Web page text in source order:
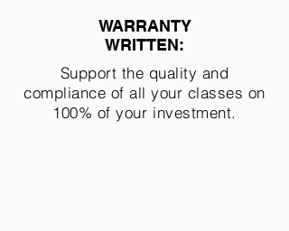
WARRANTY
WRITTEN:
Support the quality and
compliance of all your classes on
100% of your investment.